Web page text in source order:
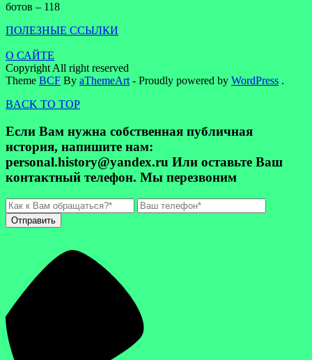
ботов – 118
ПОЛЕЗНЫЕ ССЫЛКИ
О САЙТЕ
Copyright All right reserved
Theme BCF By aThemeArt - Proudly powered by WordPress .
BACK TO TOP
Если Вам нужна собственная публичная
история, напишите нам:
personal.history@yandex.ru Или оставьте Ваш
контактный телефон. Мы перезвоним
Отправить